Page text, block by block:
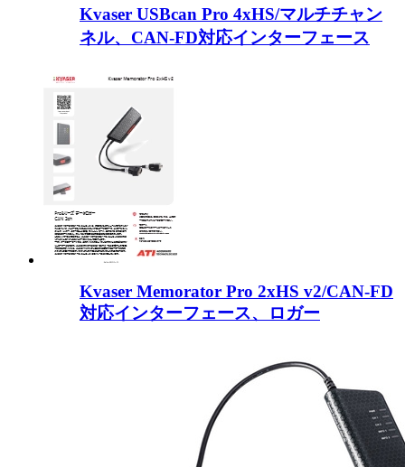
Kvaser USBcan Pro 4xHS/マルチチャン
ネル、CAN-FD対応インターフェース
Kvaser Memorator Pro 2xHS v2/CAN-FD
対応インターフェース、ロガー